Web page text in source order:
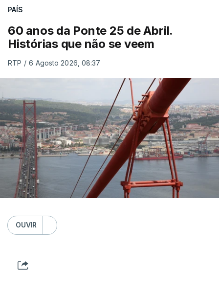
PAÍS
60 anos da Ponte 25 de Abril.
Histórias que não se veem
RTP / 6 Agosto 2026, 08:37
OUVIR